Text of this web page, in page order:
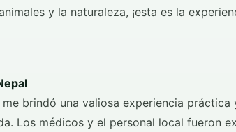
y la naturaleza, ¡esta es la
brindó una valiosa experiencia práctica
Los médicos y el personal local fueron